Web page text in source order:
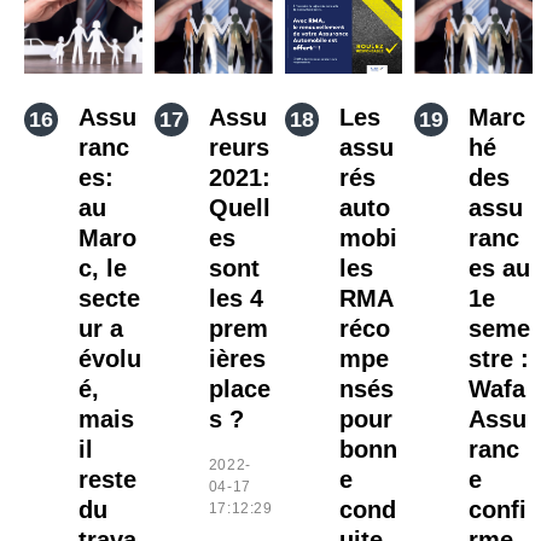
Assu
ranc
es:
au
Maro
c, le
secte
ur a
évolu
é,
mais
il
reste
du
Assu
reurs
2021:
Quell
es
sont
les 4
prem
ières
place
s ?
2022-
04-17
17:12:29
Les
assu
rés
auto
mobi
les
RMA
réco
mpe
nsés
pour
bonn
e
cond
Marc
hé
des
assu
ranc
es au
1e
seme
stre :
Wafa
Assu
ranc
e
confi